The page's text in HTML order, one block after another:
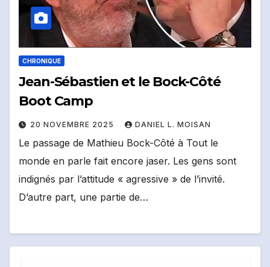
CHRONIQUE
Jean-Sébastien et le Bock-Côté
Boot Camp
20 NOVEMBRE 2025 DANIEL L. MOISAN
Le passage de Mathieu Bock-Côté à Tout le
monde en parle fait encore jaser. Les gens sont
indignés par l’attitude « agressive » de l’invité.
D’autre part, une partie de…